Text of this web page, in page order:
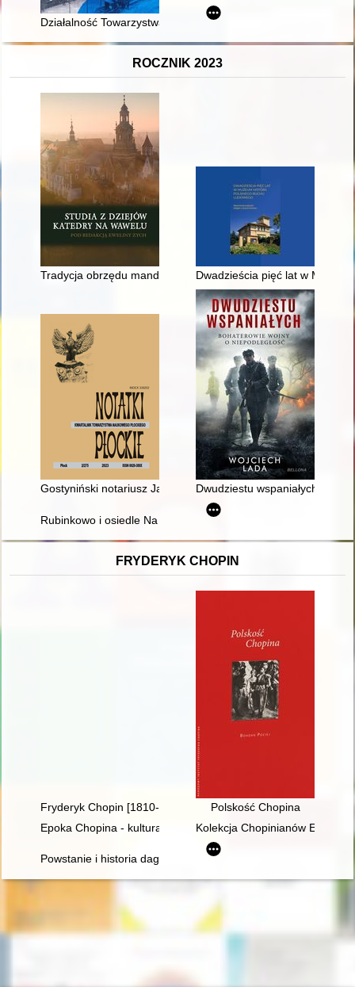
Działalność Towarzystwa Bezpieczeństwa (Sicherheist-
ROCZNIK 2023
Tradycja obrzędu mandatum w katedrze wawelskiej w
Dwadzieścia pięć lat w
Gostyniński notariusz Jan Gustowski (1897-1962) a
Dwudziestu wspaniałych :
Rubinkowo i osiedle Na Skarpie - recenzja]
FRYDERYK CHOPIN
Fryderyk Chopin [1810-1849]
Polskość Chopina
Epoka Chopina - kultura romantyczna we Francji i w Polsce
Kolekcja Chopinianów
Powstanie i historia dagerotypowych wizerunków Fryderyka